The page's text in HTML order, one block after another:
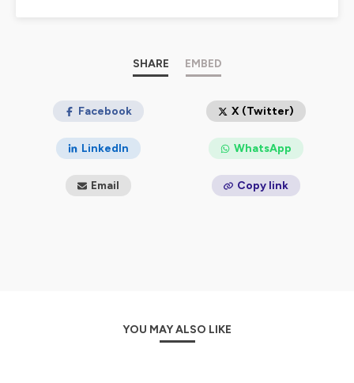
SHARE EMBED
Facebook X (Twitter)
LinkedIn WhatsApp
Email Copy link
YOU MAY ALSO LIKE